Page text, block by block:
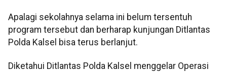
Apalagi sekolahnya selama ini belum tersentuh
program tersebut dan berharap kunjungan Ditlantas
Polda Kalsel bisa terus berlanjut.
Diketahui Ditlantas Polda Kalsel menggelar Operasi